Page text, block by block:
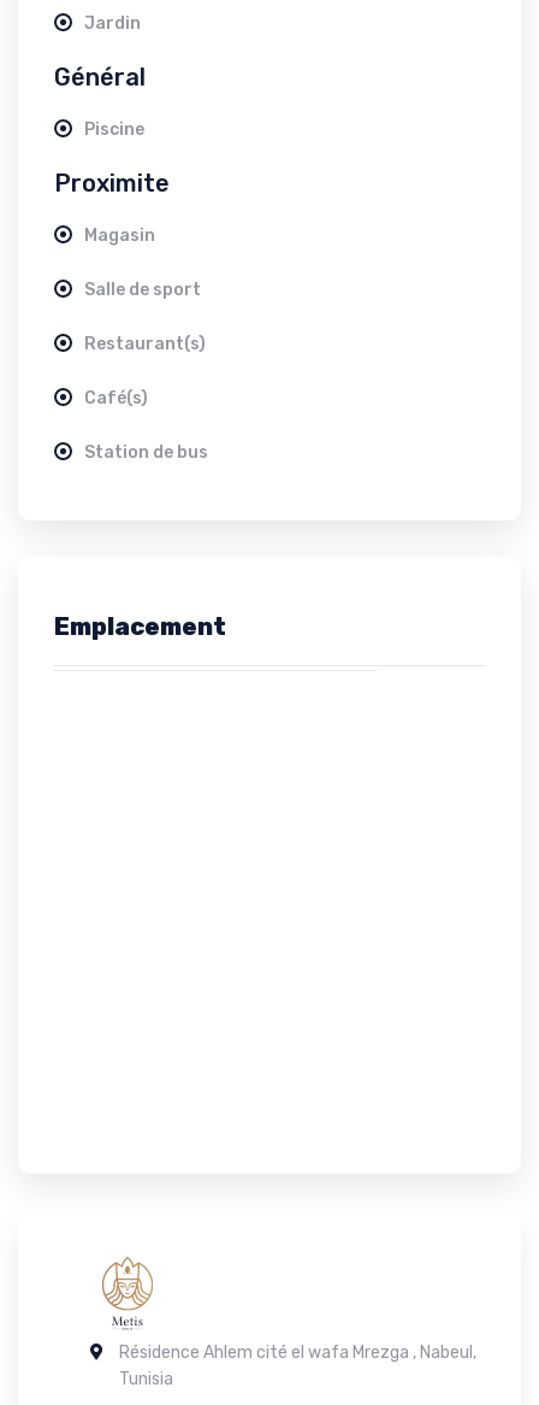
Jardin
Général
Piscine
Proximite
Magasin
Salle de sport
Restaurant(s)
Café(s)
Station de bus
Emplacement
Résidence Ahlem cité el wafa Mrezga , Nabeul,
Tunisia